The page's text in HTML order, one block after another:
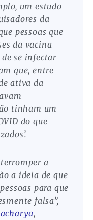
um estudo
da
pessoas que
da vacina
se infectar
que, entre
ativa da
tinham um
do que
a
a ideia de que
para que
falsa”,
,